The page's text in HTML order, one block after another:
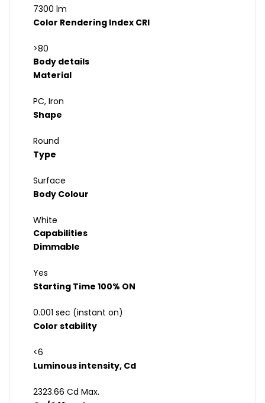
7300 lm
Color Rendering Index CRI
>80
Body details
Material
PC, Iron
Shape
Round
Type
Surface
Body Colour
White
Capabilities
Dimmable
Yes
Starting Time 100% ON
0.001 sec (instant on)
Color stability
<6
Luminous intensity, Cd
2323.66 Cd Max.